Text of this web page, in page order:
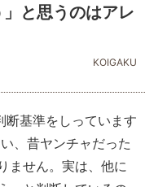
と思うのはアレ
KOIGAKU
断基準をしっています
、昔ヤンチャだった
ません。実は、他に